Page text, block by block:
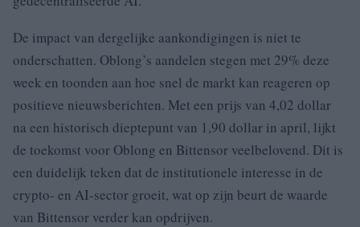
De impact van dergelijke aankondigingen is niet te
onderschatten. Oblong’s aandelen stegen met 29% deze
week en toonden aan hoe snel de markt kan reageren op
positieve nieuwsberichten. Met een prijs van 4,02 dollar
na een historisch dieptepunt van 1,90 dollar in april, lijkt
de toekomst voor Oblong en Bittensor veelbelovend. Dit is
een duidelijk teken dat de institutionele interesse in de
crypto- en AI-sector groeit, wat op zijn beurt de waarde
van Bittensor verder kan opdrijven.